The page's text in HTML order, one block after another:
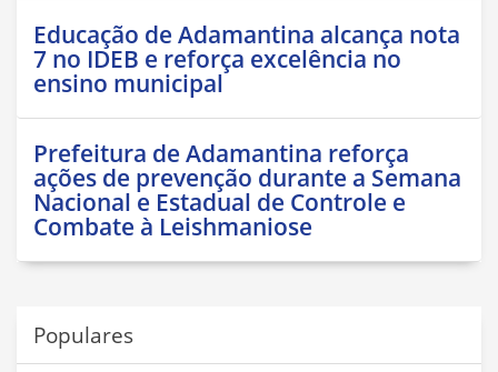
Educação de Adamantina alcança nota
7 no IDEB e reforça excelência no
ensino municipal
Prefeitura de Adamantina reforça
ações de prevenção durante a Semana
Nacional e Estadual de Controle e
Combate à Leishmaniose
Populares